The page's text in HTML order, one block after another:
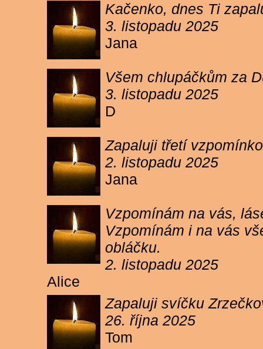
Kačenko, dnes Ti
3. listopadu 2025
Jana
Všem chlupáčkům za
3. listopadu 2025
D
Zapaluji třetí
2. listopadu 2025
Jana
Vzpomínám na vás,
Vzpomínám i na vás
obláčku.
2. listopadu 2025
Alice
Zapaluji svíčku
26. října 2025
Tom